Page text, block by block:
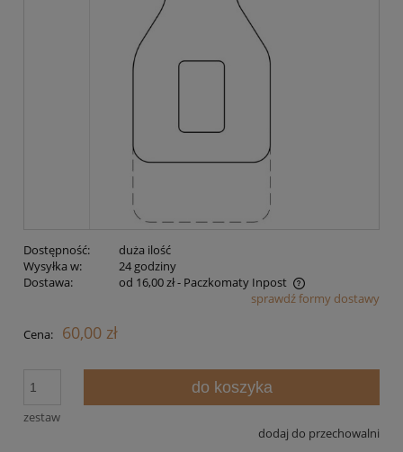
Dostępność:
duża ilość
Wysyłka w:
24 godziny
Dostawa:
od 16,00 zł- Paczkomaty Inpost
Cena nie zawiera ewentualnych kosztów płatnościsprawdź formy dostawy
Cena: 60,00 zł
zestaw
do koszyka
dodaj do przechowalni